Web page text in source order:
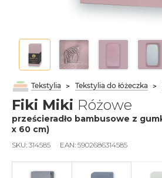
Tekstylia Tekstylia do łóżeczka
Fiki Miki Różowe
prześcieradło bambusowe z
х 60 cm)
SKU: 314585 EAN: 5902686314585